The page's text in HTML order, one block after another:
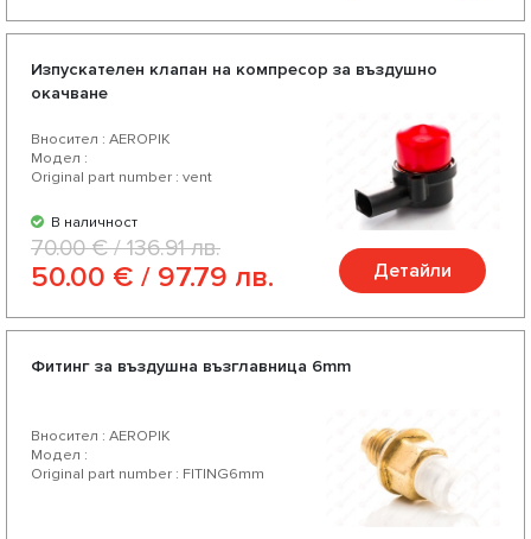
Изпускателен клапан на компресор за въздушно
окачване
Вносител : AEROPIK
Модел :
Original part number : vent
В наличност
70.00 € / 136.91 лв.
50.00 € / 97.79 лв. Детайли
Фитинг за въздушна възглавница 6mm
Вносител : AEROPIK
Модел :
Original part number : FITING6mm